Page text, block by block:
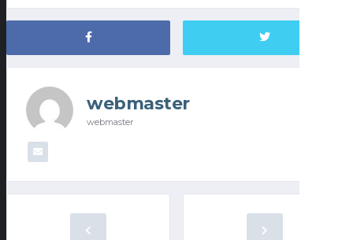
webmaster
webmaster